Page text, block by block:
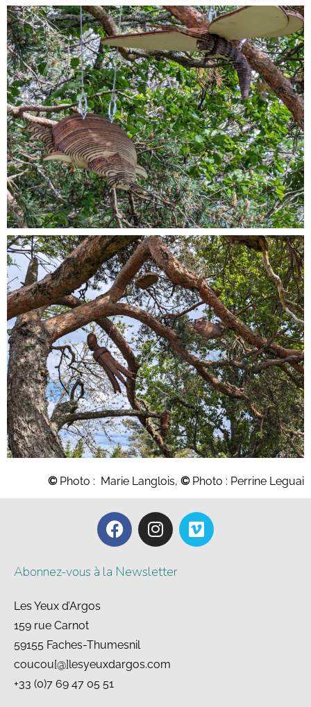
©Photo : Marie Langlois, ©Photo : Perrine Leguai
Abonnez-vous à la Newsletter
Les Yeux d’Argos
159 rue Carnot
59155 Faches-Thumesnil
coucou[@]lesyeuxdargos.com
+33 (0)7 69 47 05 51